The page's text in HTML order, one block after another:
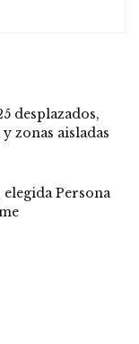
desplazados,
zonas aisladas
Persona